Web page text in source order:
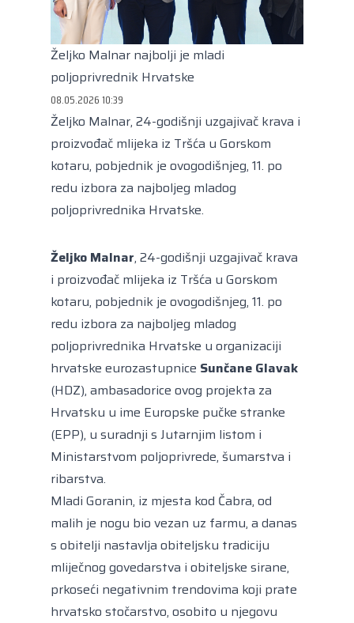
Europe
Europski odbor regija
Željko Malnar najbolji je mladi
poljoprivrednik Hrvatske
08.05.2026 10:39
Željko Malnar, 24-godišnji uzgajivač krava i
proizvođač mlijeka iz Tršća u Gorskom
kotaru, pobjednik je ovogodišnjeg, 11. po
redu izbora za najboljeg mladog
poljoprivrednika Hrvatske.
Željko Malnar, 24-godišnji uzgajivač krava
i proizvođač mlijeka iz Tršća u Gorskom
kotaru, pobjednik je ovogodišnjeg, 11. po
redu izbora za najboljeg mladog
poljoprivrednika Hrvatske u organizaciji
hrvatske eurozastupnice Sunčane Glavak
(HDZ), ambasadorice ovog projekta za
Hrvatsku u ime Europske pučke stranke
(EPP), u suradnji s Jutarnjim listom i
Ministarstvom poljoprivrede, šumarstva i
ribarstva.
Mladi Goranin, iz mjesta kod Čabra, od
malih je nogu bio vezan uz farmu, a danas
s obitelji nastavlja obiteljsku tradiciju
mliječnog govedarstva i obiteljske sirane,
prkoseći negativnim trendovima koji prate
hrvatsko stočarstvo, osobito u njegovu